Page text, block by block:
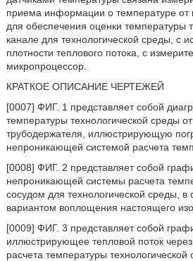
приема информации о температуре от
для обеспечения оценки температуры
канале для технологической среды, с
плотности теплового потока, с
микропроцессор.
КРАТКОЕ ОПИСАНИЕ ЧЕРТЕЖЕЙ
[0007] ФИГ. 1 представляет собой
температуры технологической среды
трубодержателя, иллюстрирующую
непроникающей системой расчета
[0008] ФИГ. 2 представляет собой
непроникающей системы расчета
сосудом для технологической среды, в
вариантом воплощения настоящего
[0009] ФИГ. 3 представляет собой
иллюстрирующее тепловой поток
расчета температуры технологической